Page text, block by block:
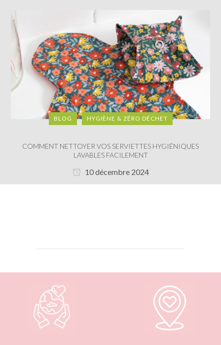
BLOG HYGIÈNE & ZÉRO DÉCHET
COMMENT NETTOYER VOS SERVIETTES HYGIÉNIQUES
LAVABLES FACILEMENT
10 décembre 2024